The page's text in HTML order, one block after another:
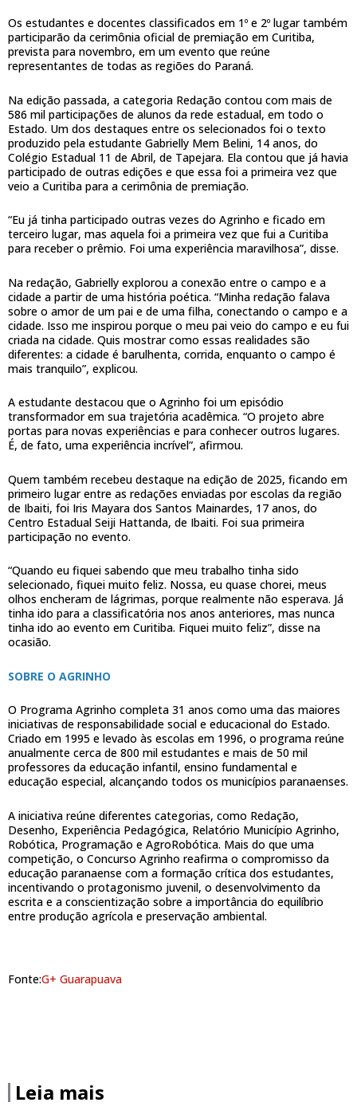
Os estudantes e docentes classificados em 1º e 2º lugar também
participarão da cerimônia oficial de premiação em Curitiba,
prevista para novembro, em um evento que reúne
representantes de todas as regiões do Paraná.
Na edição passada, a categoria Redação contou com mais de
586 mil participações de alunos da rede estadual, em todo o
Estado. Um dos destaques entre os selecionados foi o texto
produzido pela estudante Gabrielly Mem Belini, 14 anos, do
Colégio Estadual 11 de Abril, de Tapejara. Ela contou que já havia
participado de outras edições e que essa foi a primeira vez que
veio a Curitiba para a cerimônia de premiação.
“Eu já tinha participado outras vezes do Agrinho e ficado em
terceiro lugar, mas aquela foi a primeira vez que fui a Curitiba
para receber o prêmio. Foi uma experiência maravilhosa”, disse.
Na redação, Gabrielly explorou a conexão entre o campo e a
cidade a partir de uma história poética. “Minha redação falava
sobre o amor de um pai e de uma filha, conectando o campo e a
cidade. Isso me inspirou porque o meu pai veio do campo e eu fui
criada na cidade. Quis mostrar como essas realidades são
diferentes: a cidade é barulhenta, corrida, enquanto o campo é
mais tranquilo”, explicou.
A estudante destacou que o Agrinho foi um episódio
transformador em sua trajetória acadêmica. “O projeto abre
portas para novas experiências e para conhecer outros lugares.
É, de fato, uma experiência incrível”, afirmou.
Quem também recebeu destaque na edição de 2025, ficando em
primeiro lugar entre as redações enviadas por escolas da região
de Ibaiti, foi Iris Mayara dos Santos Mainardes, 17 anos, do
Centro Estadual Seiji Hattanda, de Ibaiti. Foi sua primeira
participação no evento.
“Quando eu fiquei sabendo que meu trabalho tinha sido
selecionado, fiquei muito feliz. Nossa, eu quase chorei, meus
olhos encheram de lágrimas, porque realmente não esperava. Já
tinha ido para a classificatória nos anos anteriores, mas nunca
tinha ido ao evento em Curitiba. Fiquei muito feliz”, disse na
ocasião.
SOBRE O AGRINHO
O Programa Agrinho completa 31 anos como uma das maiores
iniciativas de responsabilidade social e educacional do Estado.
Criado em 1995 e levado às escolas em 1996, o programa reúne
anualmente cerca de 800 mil estudantes e mais de 50 mil
professores da educação infantil, ensino fundamental e
educação especial, alcançando todos os municípios paranaenses.
A iniciativa reúne diferentes categorias, como Redação,
Desenho, Experiência Pedagógica, Relatório Município Agrinho,
Robótica, Programação e AgroRobótica. Mais do que uma
competição, o Concurso Agrinho reafirma o compromisso da
educação paranaense com a formação crítica dos estudantes,
incentivando o protagonismo juvenil, o desenvolvimento da
escrita e a conscientização sobre a importância do equilíbrio
entre produção agrícola e preservação ambiental.
Fonte:G+ Guarapuava
Leia mais